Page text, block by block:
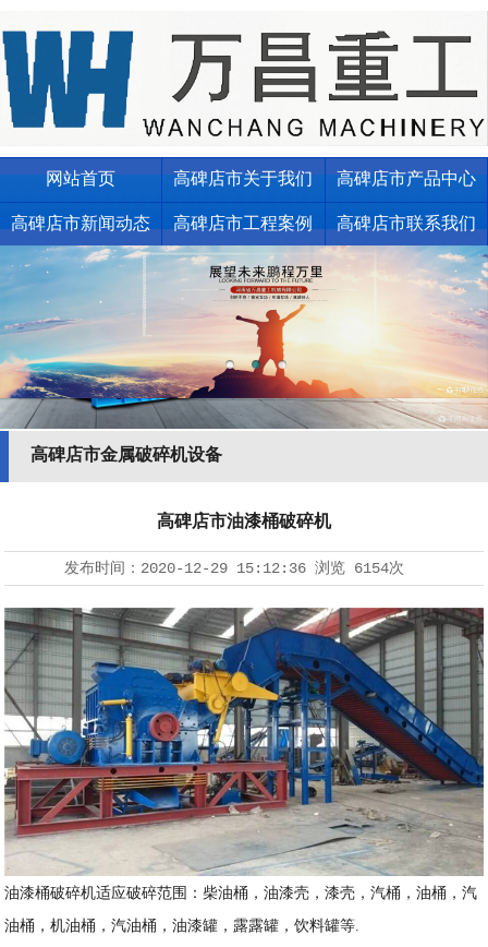
网站首页 高碑店市关于我们 高碑店市产品中心
高碑店市新闻动态 高碑店市工程案例 高碑店市联系我们
高碑店市金属破碎机设备
高碑店市油漆桶破碎机
发布时间： 2020-12-29 15:12:36浏览 6154次
油漆桶破碎机适应破碎范围：柴油桶，油漆壳，漆壳，汽桶，油桶，汽
油桶，机油桶，汽油桶，油漆罐，露露罐，饮料罐等.